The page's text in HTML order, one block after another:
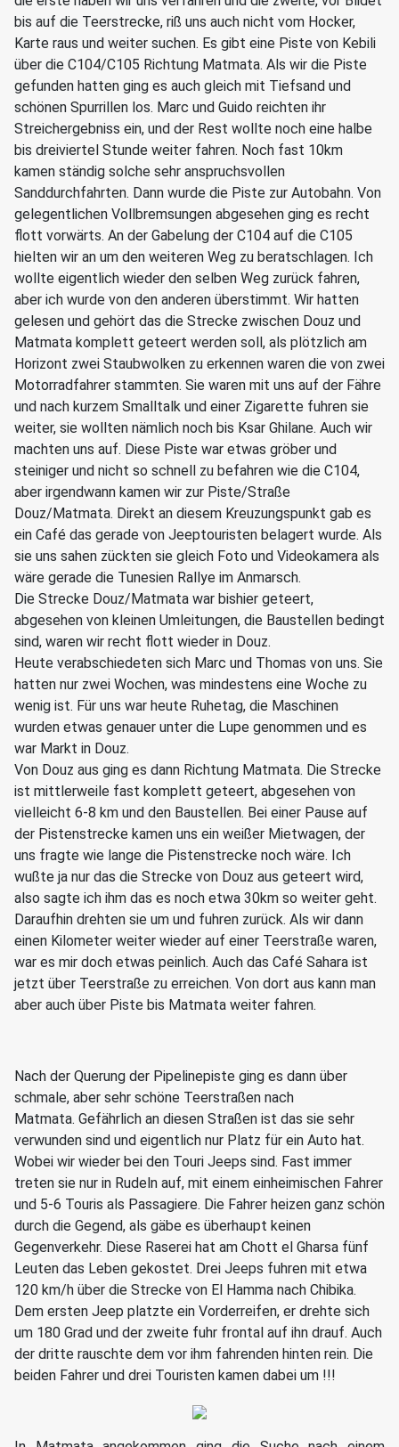
bis auf die Teerstrecke, riß uns auch nicht vom Hocker,
Karte raus und weiter suchen. Es gibt eine Piste von Kebili
über die C104/C105 Richtung Matmata. Als wir die Piste
gefunden hatten ging es auch gleich mit Tiefsand und
schönen Spurrillen los. Marc und Guido reichten ihr
Streichergebniss ein, und der Rest wollte noch eine halbe
bis dreiviertel Stunde weiter fahren. Noch fast 10km
kamen ständig solche sehr anspruchsvollen
Sanddurchfahrten. Dann wurde die Piste zur Autobahn. Von
gelegentlichen Vollbremsungen abgesehen ging es recht
flott vorwärts. An der Gabelung der C104 auf die C105
hielten wir an um den weiteren Weg zu beratschlagen. Ich
wollte eigentlich wieder den selben Weg zurück fahren,
aber ich wurde von den anderen überstimmt. Wir hatten
gelesen und gehört das die Strecke zwischen Douz und
Matmata komplett geteert werden soll, als plötzlich am
Horizont zwei Staubwolken zu erkennen waren die von zwei
Motorradfahrer stammten. Sie waren mit uns auf der Fähre
und nach kurzem Smalltalk und einer Zigarette fuhren sie
weiter, sie wollten nämlich noch bis Ksar Ghilane. Auch wir
machten uns auf. Diese Piste war etwas gröber und
steiniger und nicht so schnell zu befahren wie die C104,
aber irgendwann kamen wir zur Piste/Straße
Douz/Matmata. Direkt an diesem Kreuzungspunkt gab es
ein Café das gerade von Jeeptouristen belagert wurde. Als
sie uns sahen zückten sie gleich Foto und Videokamera als
wäre gerade die Tunesien Rallye im Anmarsch.
Die Strecke Douz/Matmata war bishier geteert,
abgesehen von kleinen Umleitungen, die Baustellen bedingt
sind, waren wir recht flott wieder in Douz.
Heute verabschiedeten sich Marc und Thomas von uns. Sie
hatten nur zwei Wochen, was mindestens eine Woche zu
wenig ist. Für uns war heute Ruhetag, die Maschinen
wurden etwas genauer unter die Lupe genommen und es
war Markt in Douz.
Von Douz aus ging es dann Richtung Matmata. Die Strecke
ist mittlerweile fast komplett geteert, abgesehen von
vielleicht 6-8 km und den Baustellen. Bei einer Pause auf
der Pistenstrecke kamen uns ein weißer Mietwagen, der
uns fragte wie lange die Pistenstrecke noch wäre. Ich
wußte ja nur das die Strecke von Douz aus geteert wird,
also sagte ich ihm das es noch etwa 30km so weiter geht.
Daraufhin drehten sie um und fuhren zurück. Als wir dann
einen Kilometer weiter wieder auf einer Teerstraße waren,
war es mir doch etwas peinlich. Auch das Café Sahara ist
jetzt über Teerstraße zu erreichen. Von dort aus kann man
aber auch über Piste bis Matmata weiter fahren.
Nach der Querung der Pipelinepiste ging es dann über
schmale, aber sehr schöne Teerstraßen nach
Matmata. Gefährlich an diesen Straßen ist das sie sehr
verwunden sind und eigentlich nur Platz für ein Auto hat.
Wobei wir wieder bei den Touri Jeeps sind. Fast immer
treten sie nur in Rudeln auf, mit einem einheimischen Fahrer
und 5-6 Touris als Passagiere. Die Fahrer heizen ganz schön
durch die Gegend, als gäbe es überhaupt keinen
Gegenverkehr. Diese Raserei hat am Chott el Gharsa fünf
Leuten das Leben gekostet. Drei Jeeps fuhren mit etwa
120 km/h über die Strecke von El Hamma nach Chibika.
Dem ersten Jeep platzte ein Vorderreifen, er drehte sich
um 180 Grad und der zweite fuhr frontal auf ihn drauf. Auch
der dritte rauschte dem vor ihm fahrenden hinten rein. Die
beiden Fahrer und drei Touristen kamen dabei um !!!